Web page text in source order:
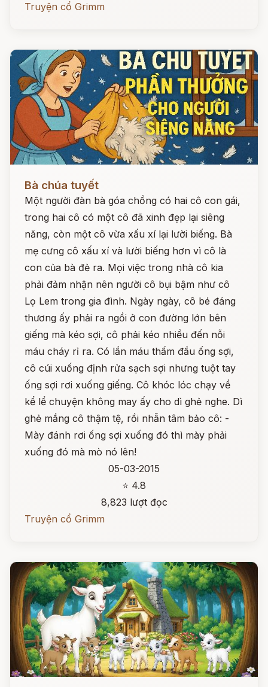
Truyện cổ Grimm
Bà chúa tuyết
Một người đàn bà góa chồng có hai cô con gái,
trong hai cô có một cô đã xinh đẹp lại siêng
năng, còn một cô vừa xấu xí lại lười biếng. Bà
mẹ cưng cô xấu xí và lười biếng hơn vì cô là
con của bà đẻ ra. Mọi việc trong nhà cô kia
phải đảm nhận nên người cô bụi bậm như cô
Lọ Lem trong gia đình. Ngày ngày, cô bé đáng
thương ấy phải ra ngồi ở con đường lớn bên
giếng mà kéo sợi, cô phải kéo nhiều đến nỗi
máu cháy rỉ ra. Có lần máu thấm đầu ống sợi,
cô cúi xuống định rửa sạch sợi nhưng tuột tay
ống sợi rơi xuống giếng. Cô khóc lóc chạy về
kể lể chuyện không may ấy cho dì ghẻ nghe. Dì
ghẻ mắng cô thậm tệ, rồi nhẫn tâm bảo cô: -
Mày đánh rơi ống sợi xuống đó thì mày phải
xuống đó mà mò nó lên!
05-03-2015
⭐ 4.8
8,823 lượt đọc
Truyện cổ Grimm